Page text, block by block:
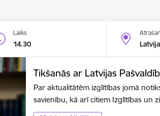
Laiks
14.30
Tikšanās ar Latvijas
Par aktualitātēm izglītības jomā
savienību, kā arī citiem Izglītības un